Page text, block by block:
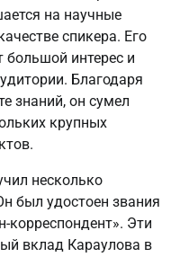
на научные
спикера. Его
интерес и
Благодаря
знаний, он сумел
крупных
несколько
был удостоен звания
корреспондент». Эти
вклад Караулова в